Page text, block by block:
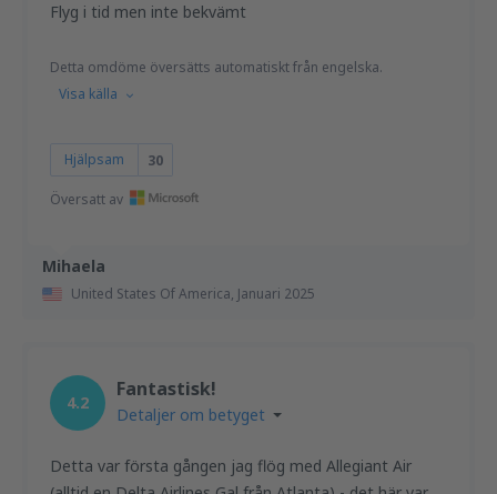
Mihaela
United States Of America, Januari 2025
Flyg i tid men inte bekvämt
Detta omdöme översätts automatiskt från engelska.
Visa källa
Hjälpsam 30
Översatt av
4.2
Fantastisk!
Detaljer om betyget
Detta var första gången jag flög med Allegiant Air